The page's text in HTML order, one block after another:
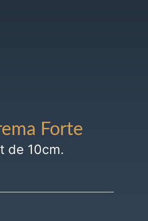
Forte
de 10cm.